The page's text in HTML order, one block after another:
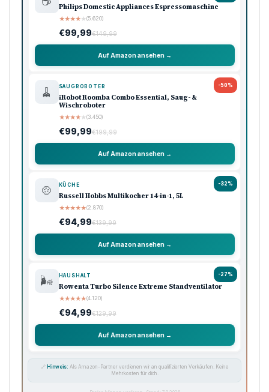
Philips Domestic Appliances Espressomaschine
★★★★★(5.620)
€99,99€149,99
Auf Amazon ansehen →
-50%
🧹 SAUGROBOTER
iRobot Roomba Combo Essential, Saug- &
Wischroboter
★★★★★(3.450)
€99,99€199,99
Auf Amazon ansehen →
-32%
🍲 KÜCHE
Russell Hobbs Multikocher 14-in-1, 5L
★★★★★(2.870)
€94,99€139,99
Auf Amazon ansehen →
-27%
🌬️ HAUSHALT
Rowenta Turbo Silence Extreme Standventilator
★★★★★(4.120)
€94,99€129,99
Auf Amazon ansehen →
🔗 Hinweis: Als Amazon-Partner verdienen wir an qualifizierten Verkäufen. Keine
Mehrkosten für dich.